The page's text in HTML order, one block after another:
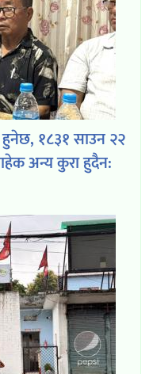
हुनेछ, १८३१ साउन २२
अन्य कुरा हुदैन: